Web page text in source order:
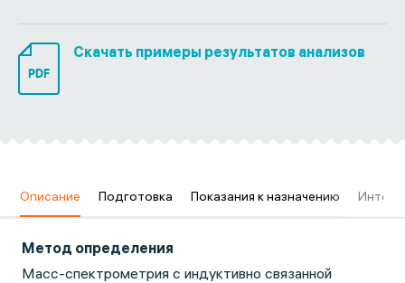
PDF
Скачать примеры результатов анализов
Описание Подготовка Показания к назначению
Метод определения
Масс-спектрометрия с индуктивно связанной